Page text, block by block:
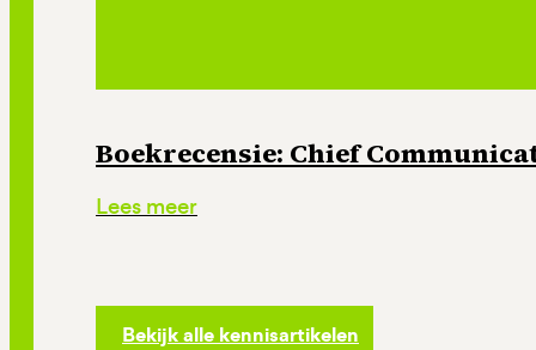
Boekrecensie: Chief
Lees meer
Bekijk alle kennisartikelen